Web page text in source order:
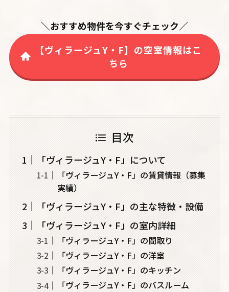
＼おすすめ物件を今すぐチェック／
【ヴィラージュY・F】の空室情報はこ
ちら
目次
「ヴィラージュY・F」について
「ヴィラージュY・F」の賃貸情報（募集
実績）
「ヴィラージュY・F」の主な特徴・設備
「ヴィラージュY・F」の室内詳細
「ヴィラージュY・F」の間取り
「ヴィラージュY・F」の洋室
「ヴィラージュY・F」のキッチン
「ヴィラージュY・F」のバスルーム